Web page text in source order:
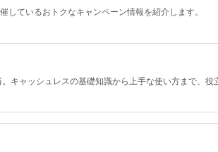
ているおトクなキャンペーン情報を紹介します。
キャッシュレスの基礎知識から上手な使い方まで、役